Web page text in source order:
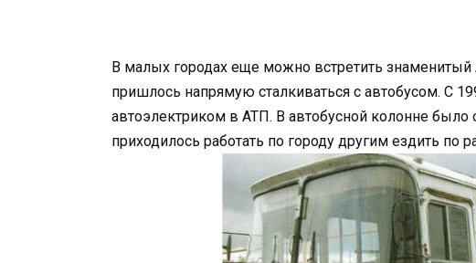
В малых городах еще можно встретить
пришлось напрямую сталкиваться с автобусом. С
автоэлектриком в АТП. В автобусной колонне
приходилось работать по городу другим ездить по